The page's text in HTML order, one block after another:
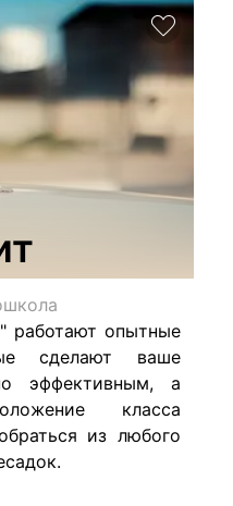
работают опытные
сделают ваше
эффективным, а
класса
из любого